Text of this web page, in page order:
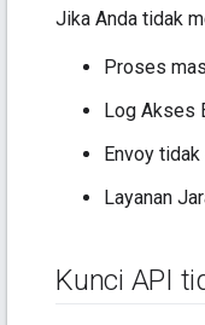
Jika Anda tidak
Proses
Log Akses
Envoy
Layanan
Kunci API